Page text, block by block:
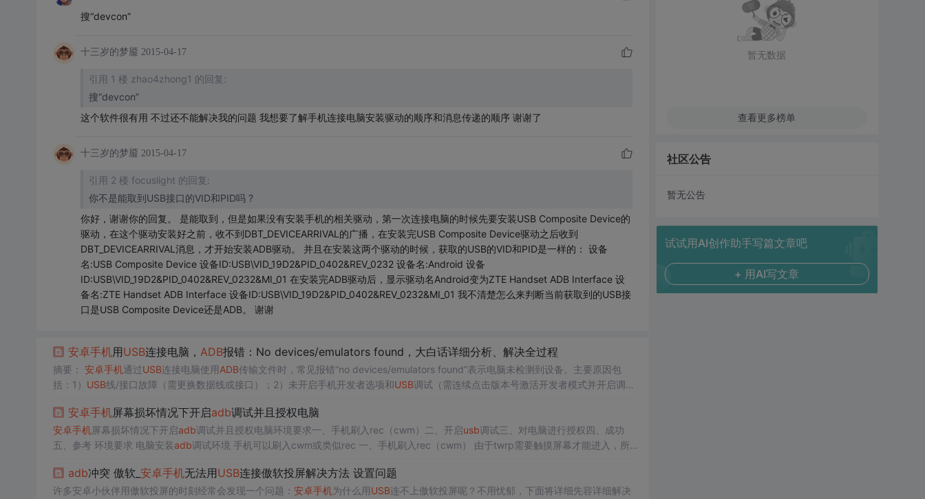
搜“devcon”
十三岁的梦靥 2015-04-17
引用 1 楼 zhao4zhong1 的回复:
搜“devcon”
这个软件很有用 不过还不能解决我的问题 我想要了解手机连接电脑安装驱动的顺序和消息传递的顺序 谢谢了
十三岁的梦靥 2015-04-17
引用 2 楼 focuslight 的回复:
你不是能取到USB接口的VID和PID吗 ?
你好，谢谢你的回复。 是能取到，但是如果没有安装手机的相关驱动，第一次连接电脑的时候先要安装USB Composite Device的
驱动，在这个驱动安装好之前，收不到DBT_DEVICEARRIVAL的广播，在安装完USB Composite Device驱动之后收到
DBT_DEVICEARRIVAL消息，才开始安装ADB驱动。 并且在安装这两个驱动的时候，获取的USB的VID和PID是一样的： 设备
名:USB Composite Device 设备ID:USB\VID_19D2&PID_0402&REV_0232 设备名:Android 设备
ID:USB\VID_19D2&PID_0402&REV_0232&MI_01 在安装完ADB驱动后，显示驱动名Android变为ZTE Handset ADB Interface 设
备名:ZTE Handset ADB Interface 设备ID:USB\VID_19D2&PID_0402&REV_0232&MI_01 我不清楚怎么来判断当前获取到的USB接
口是USB Composite Device还是ADB。 谢谢
安卓手机用USB连接电脑， ADB报错：No devices/emulators found，大白话详细分析、解决全过程
摘要： 安卓手机通过USB连接电脑使用ADB传输文件时，常见报错“no devices/emulators found”表示电脑未检测到设备。主要原因包
括：1） USB线/接口故障（需更换数据线或接口）；2）未开启手机开发者选项和USB调试（需连续点击版本号激活开发者模式并开启调
（需点击手机弹窗允许连接）。解决时建议按步骤排查物理连接、手机设置、驱动安装和权限授权，并通过
安卓手机屏幕损坏情况下开启adb调试并且授权电脑
安卓手机屏幕损坏情况下开启adb调试并且授权电脑环境要求一、手机刷入rec（cwm）二、开启usb调试三、对电脑进行授权四、成功
五、参考 环境要求 电脑安装adb调试环境 手机可以刷入cwm或类似rec 一、手机刷入rec（cwm） 由于twrp需要触摸屏幕才能进入，所
adb冲突 傲软_ 安卓手机无法用USB连接傲软投屏解决方法 设置问题
许多安卓小伙伴用傲软投屏的时刻经常会发现一个问题： 安卓手机为什么用USB连不上傲软投屏呢？不用忧郁，下面将详细先容详细解决
暂无数据
查看更多榜单
社区公告
暂无公告
试试用AI创作助手写篇文章吧
+ 用AI写文章